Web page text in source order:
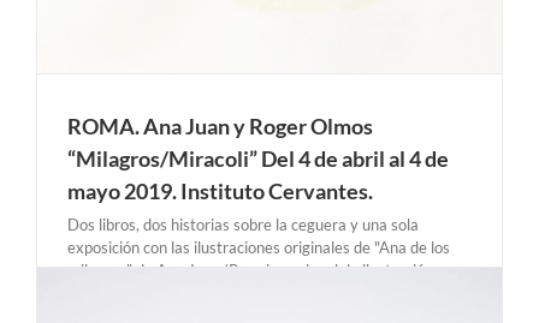
ROMA. Ana Juan y Roger Olmos
“Milagros/Miracoli” Del 4 de abril al 4 de
mayo 2019. Instituto Cervantes.
Dos libros, dos historias sobre la ceguera y una sola
exposición con las ilustraciones originales de "Ana de los
milagros" de Ana Juan (Premio nacional de ilustración en